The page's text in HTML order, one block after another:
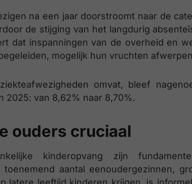
na een jaar doorstroomt naar de
de stijging van het langdurig
dat inspanningen van de overheid en
mogelijk hun vruchten
omvat, bleef
van 8,62% naar 8,70%.
ouders cruciaal
kinderopvang zijn
aantal eenoudergezinnen,